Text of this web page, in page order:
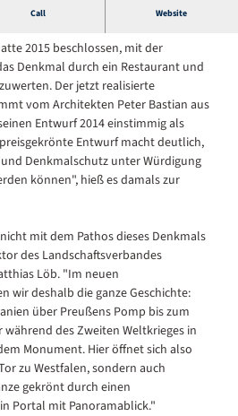
Call Website
in die wechselvolle
2015 beschlossen, mit der
Denkmal durch ein Restaurant und
Der jetzt realisierte
vom Architekten Peter Bastian aus
Entwurf 2014 einstimmig als
Entwurf macht deutlich,
Denkmalschutz unter Würdigung
können", hieß es damals zur
mit dem Pathos dieses Denkmals
des Landschaftsverbandes
Löb. "Im neuen
wir deshalb die ganze Geschichte:
über Preußens Pomp bis zum
des Zweiten Weltkrieges in
Monument. Hier öffnet sich also
zu Westfalen, sondern auch
gekrönt durch einen
Portal mit Panoramablick."